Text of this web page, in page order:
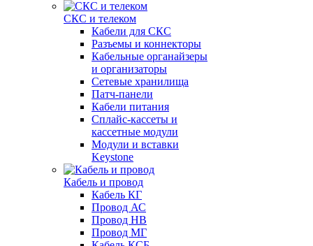
СКС и телеком
Кабели для СКС
Разъемы и коннекторы
Кабельные органайзеры
и организаторы
Сетевые хранилища
Патч-панели
Кабели питания
Сплайс-кассеты и
кассетные модули
Модули и вставки
Keystone
Кабель и провод
Кабель КГ
Провод АС
Провод НВ
Провод МГ